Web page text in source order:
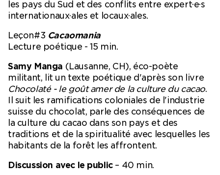
les pays du Sud et des conflits entre expert·e·s
internationaux·ales et locaux·ales.
Leçon#3 Cacaomania
Lecture poétique - 15 min.
Samy Manga (Lausanne, CH), éco-poète
militant, lit un texte poétique d'après son livre
Chocolaté - le goût amer de la culture du cacao.
Il suit les ramifications coloniales de l'industrie
suisse du chocolat, parle des conséquences de
la culture du cacao dans son pays et des
traditions et de la spiritualité avec lesquelles les
habitants de la forêt les affrontent.
Discussion avec le public – 40 min.